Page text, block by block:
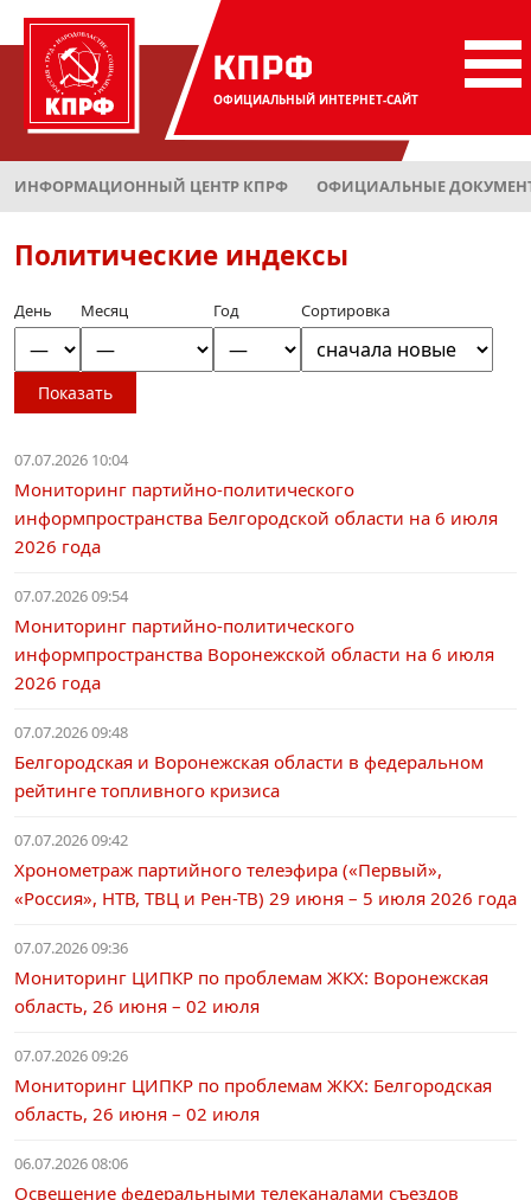
КПРФ
ОФИЦИАЛЬНЫЙ ИНТЕРНЕТ-САЙТ
ИНФОРМАЦИОННЫЙ ЦЕНТР КПРФ ОФИЦИАЛЬНЫЕ
Политические индексы
День Месяц Год Сортировка
Показать
07.07.2026 10:04
Мониторинг партийно-политического
информпространства Белгородской области на 6 июля
2026 года
07.07.2026 09:54
Мониторинг партийно-политического
информпространства Воронежской области на 6 июля
2026 года
07.07.2026 09:48
Белгородская и Воронежская области в федеральном
рейтинге топливного кризиса
07.07.2026 09:42
Хронометраж партийного телеэфира («Первый»,
«Россия», НТВ, ТВЦ и Рен-ТВ) 29 июня – 5 июля 2026 года
07.07.2026 09:36
Мониторинг ЦИПКР по проблемам ЖКХ: Воронежская
область, 26 июня – 02 июля
07.07.2026 09:26
Мониторинг ЦИПКР по проблемам ЖКХ: Белгородская
область, 26 июня – 02 июля
06.07.2026 08:06
Освещение федеральными телеканалами съездов